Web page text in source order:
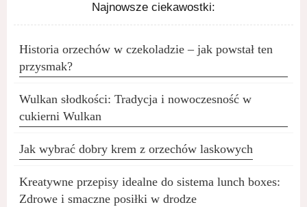
Najnowsze ciekawostki:
Historia orzechów w czekoladzie – jak powstał ten
przysmak?
Wulkan słodkości: Tradycja i nowoczesność w
cukierni Wulkan
Jak wybrać dobry krem z orzechów laskowych
Kreatywne przepisy idealne do sistema lunch boxes:
Zdrowe i smaczne posiłki w drodze